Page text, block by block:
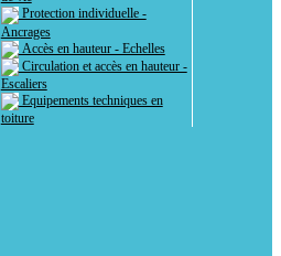
Protection individuelle -
Ancrages
Accès en hauteur - Echelles
Circulation et accès en hauteur -
Escaliers
Equipements techniques en
toiture